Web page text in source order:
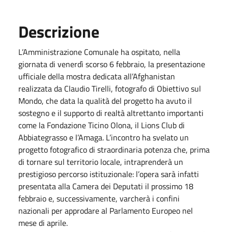
Descrizione
L’Amministrazione Comunale ha ospitato, nella
giornata di venerdì scorso 6 febbraio, la presentazione
ufficiale della mostra dedicata all’Afghanistan
realizzata da Claudio Tirelli, fotografo di Obiettivo sul
Mondo, che data la qualità del progetto ha avuto il
sostegno e il supporto di realtà altrettanto importanti
come la Fondazione Ticino Olona, il Lions Club di
Abbiategrasso e l’Amaga. L’incontro ha svelato un
progetto fotografico di straordinaria potenza che, prima
di tornare sul territorio locale, intraprenderà un
prestigioso percorso istituzionale: l’opera sarà infatti
presentata alla Camera dei Deputati il prossimo 18
febbraio e, successivamente, varcherà i confini
nazionali per approdare al Parlamento Europeo nel
mese di aprile.